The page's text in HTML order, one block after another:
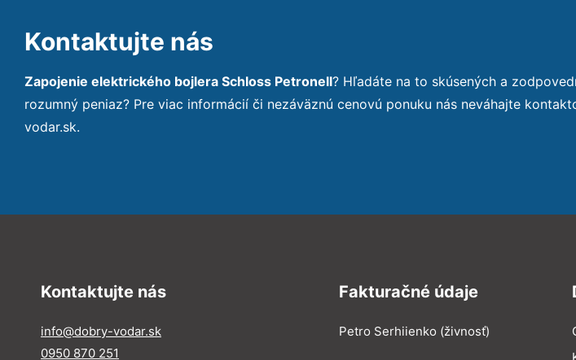
Kontaktujte nás
Zapojenie elektrického bojlera Schloss Petronell? Hľadáte na to skúsených a
rozumný peniaz? Pre viac informácií či nezáväznú cenovú ponuku nás neváhajte
vodar.sk.
Kontaktujte nás
info@dobry-vodar.sk
0950 870 251
Fakturačné údaje
Petro Serhiienko (živnosť)